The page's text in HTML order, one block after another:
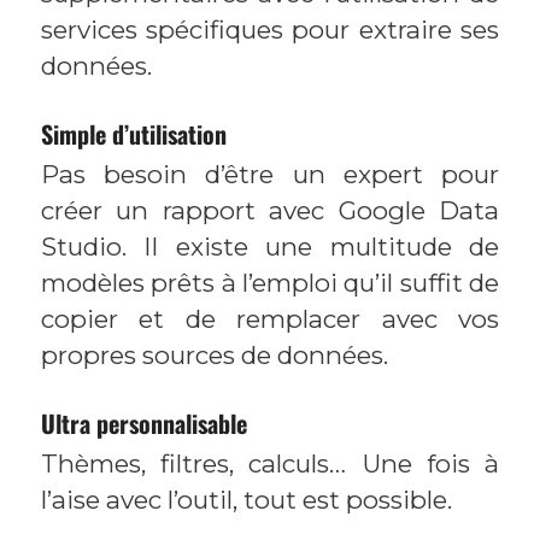
services spécifiques pour extraire ses
données.
Simple d’utilisation
Pas besoin d’être un expert pour
créer un rapport avec Google Data
Studio. Il existe une multitude de
modèles prêts à l’emploi qu’il suffit de
copier et de remplacer avec vos
propres sources de données.
Ultra personnalisable
Thèmes, filtres, calculs… Une fois à
l’aise avec l’outil, tout est possible.